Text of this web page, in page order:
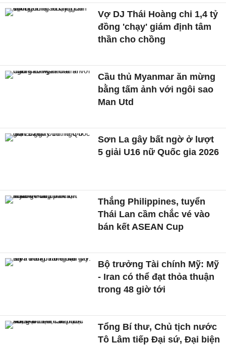
Vợ DJ Thái Hoàng chi 1,4 tỷ
đồng 'chạy' giám định tâm
thần cho chồng
Cầu thủ Myanmar ăn mừng
bằng tấm ảnh với ngôi sao
Man Utd
Sơn La gây bất ngờ ở lượt
5 giải U16 nữ Quốc gia 2026
Thắng Philippines, tuyển
Thái Lan cầm chắc vé vào
bán kết ASEAN Cup
Bộ trưởng Tài chính Mỹ: Mỹ
- Iran có thể đạt thỏa thuận
trong 48 giờ tới
Tổng Bí thư, Chủ tịch nước
Tô Lâm tiếp Đại sứ, Đại biện